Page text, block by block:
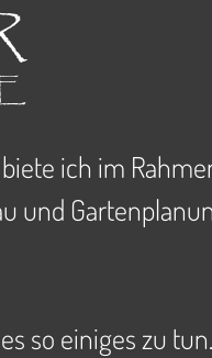
ich im
und
so einiges zu tun.